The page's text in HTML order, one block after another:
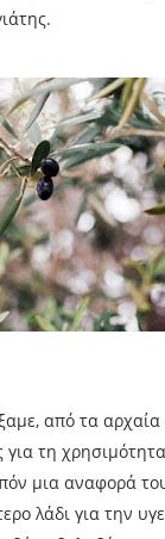
από τα αρχαία
για τη
μια αναφορά
λάδι για την